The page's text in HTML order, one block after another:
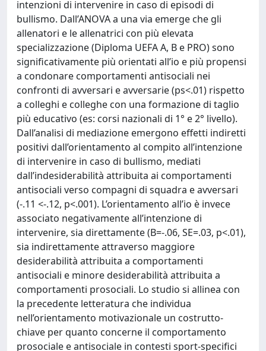
intenzioni di intervenire in caso di episodi di
bullismo. Dall’ANOVA a una via emerge che gli
allenatori e le allenatrici con più elevata
specializzazione (Diploma UEFA A, B e PRO) sono
significativamente più orientati all’io e più propensi
a condonare comportamenti antisociali nei
confronti di avversari e avversarie (ps<.01) rispetto
a colleghi e colleghe con una formazione di taglio
più educativo (es: corsi nazionali di 1° e 2° livello).
Dall’analisi di mediazione emergono effetti indiretti
positivi dall’orientamento al compito all’intenzione
di intervenire in caso di bullismo, mediati
dall’indesiderabilità attribuita ai comportamenti
antisociali verso compagni di squadra e avversari
(-.11 <-.12, p<.001). L’orientamento all’io è invece
associato negativamente all’intenzione di
intervenire, sia direttamente (B=-.06, SE=.03, p<.01),
sia indirettamente attraverso maggiore
desiderabilità attribuita a comportamenti
antisociali e minore desiderabilità attribuita a
comportamenti prosociali. Lo studio si allinea con
la precedente letteratura che individua
nell’orientamento motivazionale un costrutto-
chiave per quanto concerne il comportamento
prosociale e antisociale in contesti sport-specifici